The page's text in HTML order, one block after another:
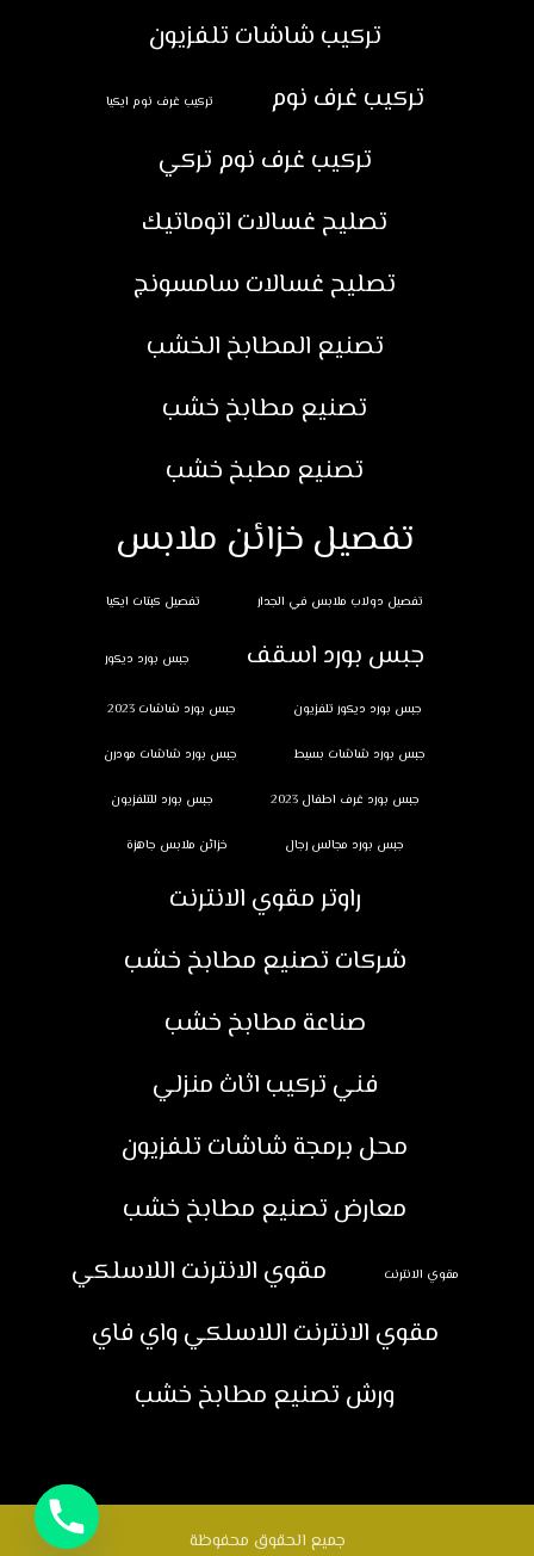
تركيب شاشات تلفزيون
تركيب غرف نوم
تركيب غرف نوم ايكيا
تركيب غرف نوم تركي
تصليح غسالات اتوماتيك
تصليح غسالات سامسونج
تصنيع المطابخ الخشب
تصنيع مطابخ خشب
تصنيع مطبخ خشب
تفصيل خزائن ملابس
تفصيل دولاب ملابس في الجدار تفصيل كبتات ايكيا
جبس بورد اسقف جبس بورد ديكور
جبس بورد ديكور تلفزيون جبس بورد شاشات 2023
جبس بورد شاشات بسيط جبس بورد شاشات مودرن
جبس بورد غرف اطفال 2023 جبس بورد للتلفزيون
جبس بورد مجالس رجال خزائن ملابس جاهزة
راوتر مقوي الانترنت
شركات تصنيع مطابخ خشب
صناعة مطابخ خشب
فني تركيب اثاث منزلي
محل برمجة شاشات تلفزيون
معارض تصنيع مطابخ خشب
مقوي الانترنت
مقوي الانترنت اللاسلكي
مقوي الانترنت اللاسلكي واي فاي
ورش تصنيع مطابخ خشب
جميع الحقوق محفوظة